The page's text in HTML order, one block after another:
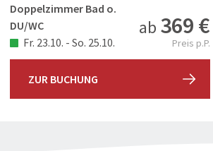
Doppelzimmer Bad o.
DU/WC
Fr. 23.10. - So. 25.10.
ab 369 €
Preis p.P.
ZUR BUCHUNG